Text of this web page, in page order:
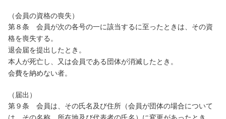
（会員の資格の喪失）
第８条 会員が次の各号の一に該当するに至ったときは、その資
格を喪失する。
退会届を提出したとき。
本人が死亡し、又は会員である団体が消滅したとき。
会費を納めない者。
（届出）
第９条 会員は、その氏名及び住所（会員が団体の場合について
は、その名称、所在地及び代表者の氏名）に変更があったとき